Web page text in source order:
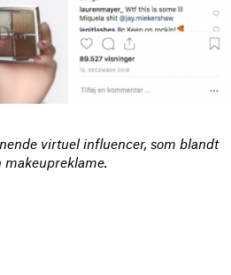
virtuel influencer, som blandt
makeupreklame.